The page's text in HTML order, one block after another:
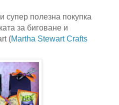
супер полезна покупка
за биговане и
(Martha Stewart Crafts